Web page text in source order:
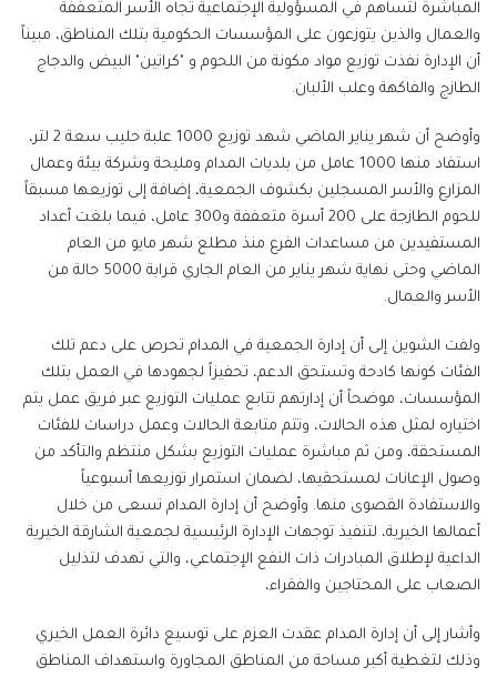
المباشرة لتساهم في المسؤولية الإجتماعية تجاه الأسر المتعففة
والعمال والذين يتوزعون على المؤسسات الحكومية بتلك المناطق، مبيناً
أن الإدارة نفذت توزيع مواد مكونة من اللحوم و "كراتين" البيض والدجاج
الطازج والفاكهة وعلب الألبان.
وأوضح أن شهر يناير الماضي شهد توزيع 1000 علبة حليب سعة 2 لتر،
استفاد منها 1000 عامل من بلديات المدام ومليحة وشركة بيئة وعمال
المزارع والأسر المسجلين بكشوف الجمعية، إضافة إلى توزيعها مسبقاً
للحوم الطازجة على 200 أسرة متعففة و300 عامل، فيما بلغت أعداد
المستفيدين من مساعدات الفرع منذ مطلع شهر مايو من العام
الماضي وحتى نهاية شهر يناير من العام الجاري قرابة 5000 حالة من
الأسر والعمال.
ولفت الشوين إلى أن إدارة الجمعية في المدام تحرص على دعم تلك
الفئات كونها كادحة وتستحق الدعم، تحفيزاً لجهودها في العمل بتلك
المؤسسات، موضحاً أن إدارتهم تتابع عمليات التوزيع عبر فريق عمل يتم
اختياره لمثل هذه الحالات، وتتم متابعة الحالات وعمل دراسات للفئات
المستحقة، ومن ثم مباشرة عمليات التوزيع بشكل منتظم والتأكد من
وصول الإعانات لمستحقيها، لضمان استمرار توزيعها أسبوعياً
والاستفادة القصوى منها. وأوضح أن إدارة المدام تسعى من خلال
أعمالها الخيرية، لتنفيذ توجهات الإدارة الرئيسية لجمعية الشارقة الخيرية
الداعية لإطلاق المبادرات ذات النفع الإجتماعي، والتي تهدف لتذليل
الصعاب على المحتاجين والفقراء،
وأشار إلى أن إدارة المدام عقدت العزم على توسيع دائرة العمل الخيري
وذلك لتغطية أكبر مساحة من المناطق المجاورة واستهداف المناطق